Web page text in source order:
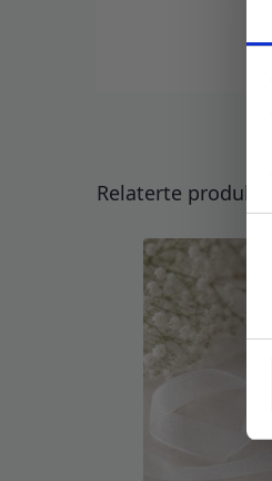
Relaterte produkter